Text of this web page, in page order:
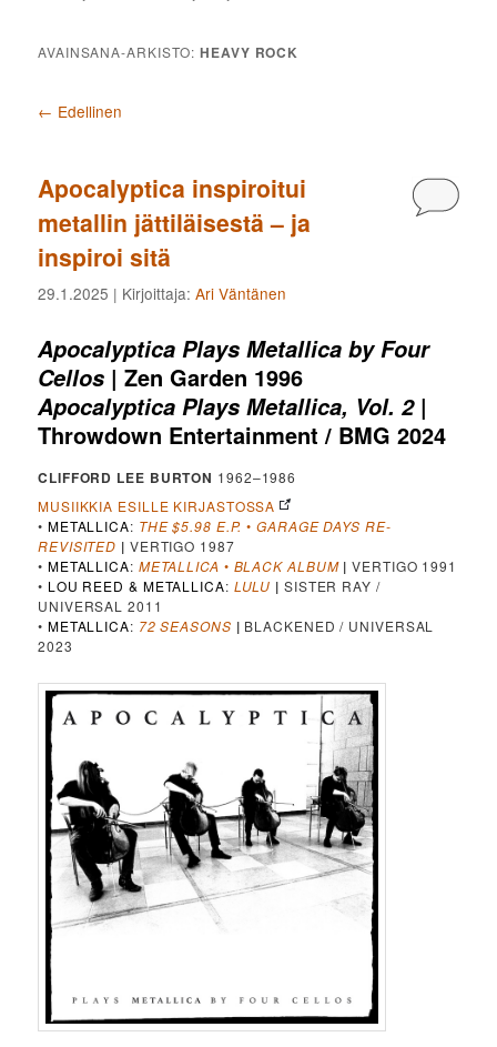
AVAINSANA-ARKISTO:HEAVY ROCK
Artikkelien selaus
← Edellinen
Apocalyptica inspiroitui
metallin jättiläisestä – ja
inspiroi sitä
29.1.2025 | Kirjoittaja:Ari Väntänen
Apocalyptica Plays Metallica by Four
Cellos | Zen Garden 1996
Apocalyptica Plays Metallica, Vol. 2 |
Throwdown Entertainment / BMG 2024
CLIFFORD LEE BURTON 1962–1986
MUSIIKKIA ESILLE KIRJASTOSSA
• METALLICA: THE $5.98 E.P.•GARAGE DAYS RE-
REVISITED | VERTIGO 1987
• METALLICA: METALLICA • BLACK ALBUM | VERTIGO 1991
• LOU REED & METALLICA: LULU | SISTER RAY /
UNIVERSAL 2011
• METALLICA: 72 SEASONS | BLACKENED / UNIVERSAL
2023